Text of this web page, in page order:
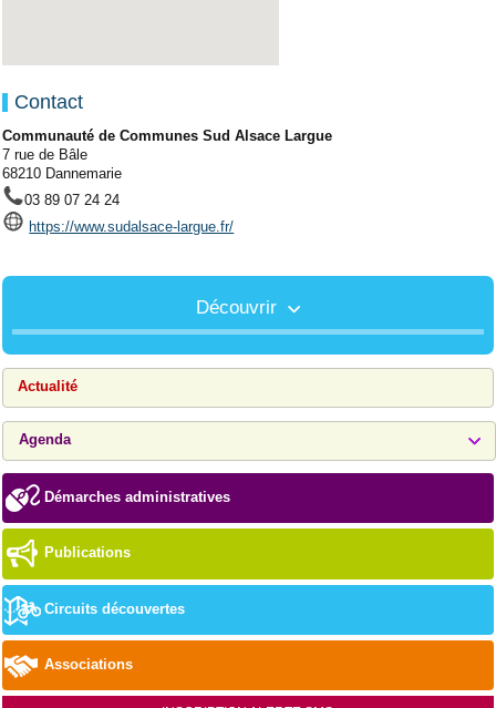
Contact
Communauté de Communes Sud Alsace Largue
7 rue de Bâle
68210 Dannemarie
03 89 07 24 24
https://www.sudalsace-largue.fr/
Découvrir
Actualité
Agenda
Démarches administratives
Publications
Circuits découvertes
Associations